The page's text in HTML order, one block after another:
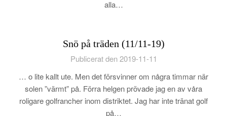
alla…
Snö på träden (11/11-19)
Publicerat den 2019-11-11
… o lite kallt ute. Men det försvinner om några timmar när
solen ”värmt” på. Förra helgen prövade jag en av våra
roligare golfrancher inom distriktet. Jag har inte tränat golf
på…